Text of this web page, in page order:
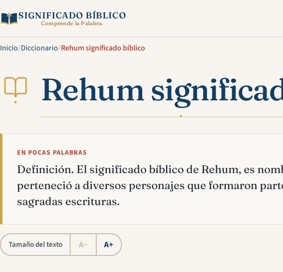
SIGNIFICADO BÍBLICO
Comprende la Palabra.
Inicio/Diccionario/Rehum significado bíblico
✦ Rehum
✦
EN POCAS PALABRAS
Definición. El significado bíblico de Rehum, es
perteneció a diversos personajes que formaron
sagradas escrituras.
Tamaño del texto A− A+